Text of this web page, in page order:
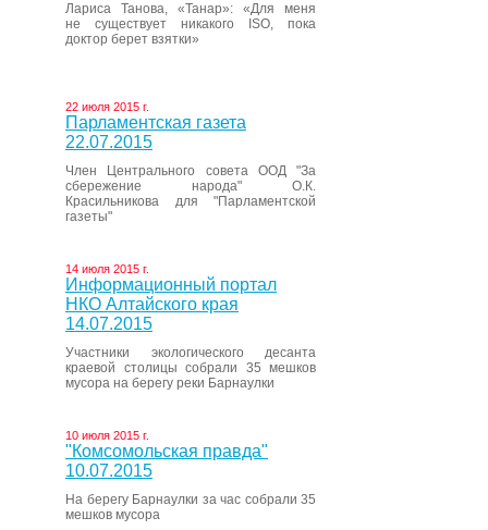
Лариса Танова, «Танар»: «Для меня
не существует никакого ISO, пока
доктор берет взятки»
22 июля 2015 г.
Парламентская газета
22.07.2015
Член Центрального совета ООД "За
сбережение народа" О.К.
Красильникова для "Парламентской
газеты"
14 июля 2015 г.
Информационный портал
НКО Алтайского края
14.07.2015
Участники экологического десанта
краевой столицы собрали 35 мешков
мусора на берегу реки Барнаулки
10 июля 2015 г.
"Комсомольская правда"
10.07.2015
На берегу Барнаулки за час собрали 35
мешков мусора